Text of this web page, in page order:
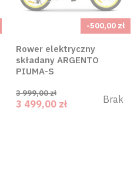
-500,00 zł
Rower elektryczny
składany ARGENTO
PIUMA-S
3 999,00 zł
3 499,00 zł Brak